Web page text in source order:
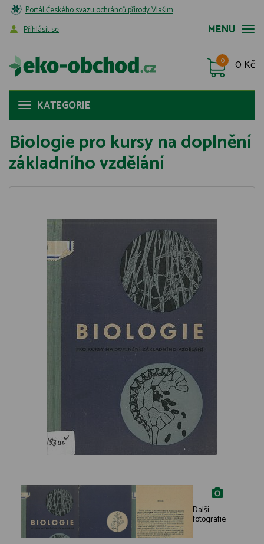
Portál Českého svazu ochránců přírody Vlašim
MENU
Příhlásit se
0 Kč
0
KATEGORIE
Biologie pro kursy na doplnění
základního vzdělání
Další
fotografie